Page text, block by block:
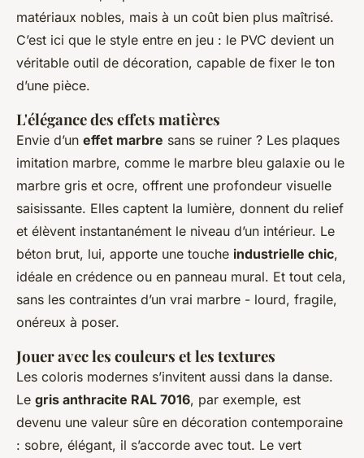
matériaux nobles, mais à un coût bien plus maîtrisé.
C’est ici que le style entre en jeu : le PVC devient un
véritable outil de décoration, capable de fixer le ton
d’une pièce.
L'élégance des effets matières
Envie d’un effet marbre sans se ruiner ? Les plaques
imitation marbre, comme le marbre bleu galaxie ou le
marbre gris et ocre, offrent une profondeur visuelle
saisissante. Elles captent la lumière, donnent du relief
et élèvent instantanément le niveau d’un intérieur. Le
béton brut, lui, apporte une touche industrielle chic,
idéale en crédence ou en panneau mural. Et tout cela,
sans les contraintes d’un vrai marbre - lourd, fragile,
onéreux à poser.
Jouer avec les couleurs et les textures
Les coloris modernes s’invitent aussi dans la danse.
Le gris anthracite RAL 7016, par exemple, est
devenu une valeur sûre en décoration contemporaine
: sobre, élégant, il s’accorde avec tout. Le vert